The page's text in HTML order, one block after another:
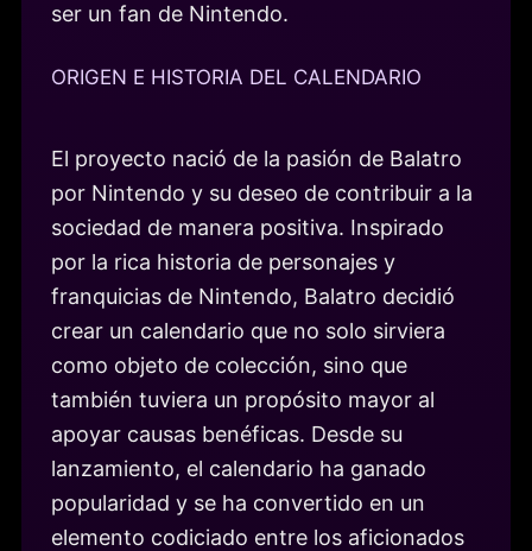
ser un fan de Nintendo.
ORIGEN E HISTORIA DEL CALENDARIO
El proyecto nació de la pasión de Balatro
por Nintendo y su deseo de contribuir a la
sociedad de manera positiva. Inspirado
por la rica historia de personajes y
franquicias de Nintendo, Balatro decidió
crear un calendario que no solo sirviera
como objeto de colección, sino que
también tuviera un propósito mayor al
apoyar causas benéficas. Desde su
lanzamiento, el calendario ha ganado
popularidad y se ha convertido en un
elemento codiciado entre los aficionados